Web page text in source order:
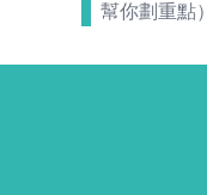
幫你劃重點）